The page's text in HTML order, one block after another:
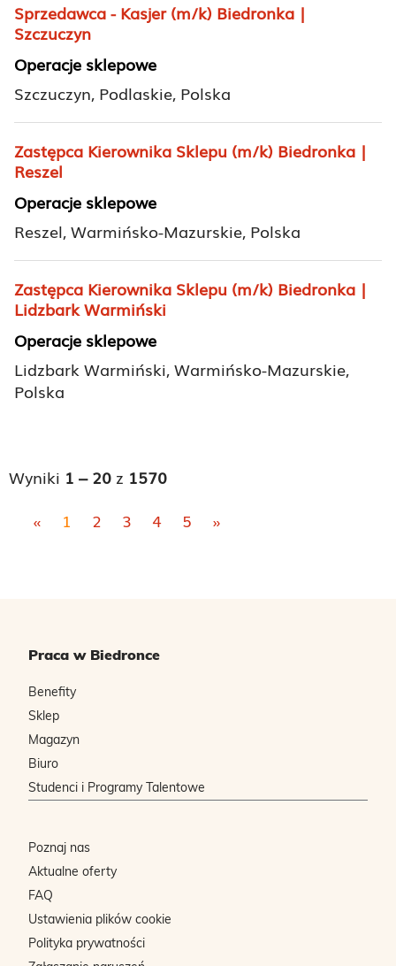
Sprzedawca - Kasjer (m/k) Biedronka |
Szczuczyn
Operacje sklepowe
Szczuczyn, Podlaskie, Polska
Zastępca Kierownika Sklepu (m/k) Biedronka |
Reszel
Operacje sklepowe
Reszel, Warmińsko-Mazurskie, Polska
Zastępca Kierownika Sklepu (m/k) Biedronka |
Lidzbark Warmiński
Operacje sklepowe
Lidzbark Warmiński, Warmińsko-Mazurskie,
Polska
Wyniki 1 – 20 z 1570
«
1 2 3 4 5 »
Praca w Biedronce
Benefity
Sklep
Magazyn
Biuro
Studenci i Programy Talentowe
Poznaj nas
Aktualne oferty
FAQ
Ustawienia plików cookie
Polityka prywatności